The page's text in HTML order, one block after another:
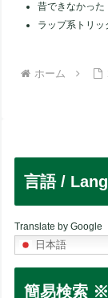
昔できなかった
ラップ系トリッ
ホーム
言語 /
Translate by Google
日本語
簡易検索